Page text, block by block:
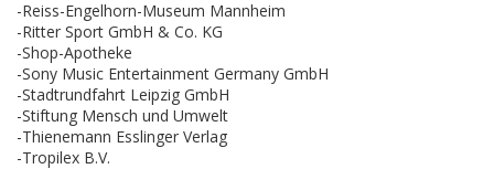
-Reiss-Engelhorn-Museum Mannheim
-Ritter Sport GmbH & Co. KG
-Shop-Apotheke
-Sony Music Entertainment Germany GmbH
-Stadtrundfahrt Leipzig GmbH
-Stiftung Mensch und Umwelt
-Thienemann Esslinger Verlag
-Tropilex B.V.